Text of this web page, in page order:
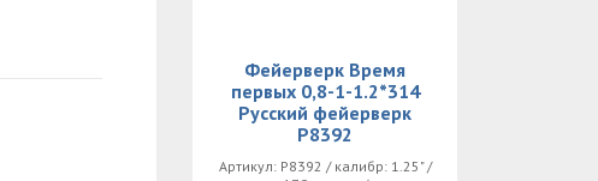
Фейерверк Время
первых 0,8-1-1.2*314
Русский фейерверк
Р8392
Артикул: Р8392 / калибр: 1.25" /